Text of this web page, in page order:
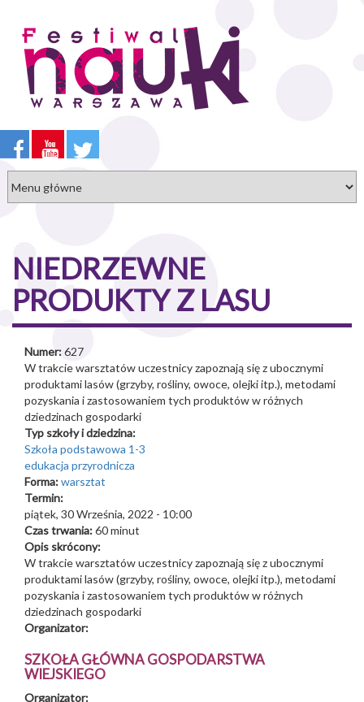
treści
NIEDRZEWNE
PRODUKTY Z LASU
Numer:627
W trakcie warsztatów uczestnicy zapoznają się z ubocznymi
produktami lasów (grzyby, rośliny, owoce, olejki itp.), metodami
pozyskania i zastosowaniem tych produktów w różnych
dziedzinach gospodarki
Typ szkoły i dziedzina:
Szkoła podstawowa 1-3
edukacja przyrodnicza
Forma:warsztat
Termin:
piątek, 30 Września, 2022 - 10:00
Czas trwania:60 minut
Opis skrócony:
W trakcie warsztatów uczestnicy zapoznają się z ubocznymi
produktami lasów (grzyby, rośliny, owoce, olejki itp.), metodami
pozyskania i zastosowaniem tych produktów w różnych
dziedzinach gospodarki
Organizator:
SZKOŁA GŁÓWNA GOSPODARSTWA
WIEJSKIEGO
Organizator: